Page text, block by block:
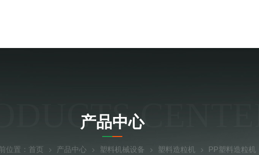
CENTER
产品中心
位置： 首页 产品中心 塑料机械设备 塑料造粒机 PP塑料造粒机